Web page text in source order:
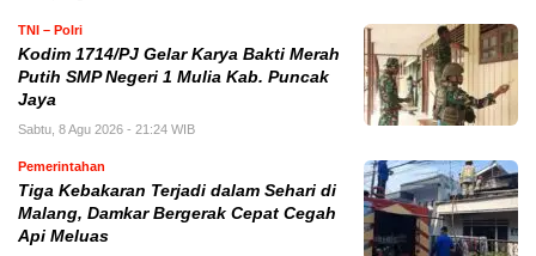
TNI – Polri
Kodim 1714/PJ Gelar Karya Bakti Merah
Putih SMP Negeri 1 Mulia Kab. Puncak
Jaya
Sabtu, 8 Agu 2026 - 21:24 WIB
Pemerintahan
Tiga Kebakaran Terjadi dalam Sehari di
Malang, Damkar Bergerak Cepat Cegah
Api Meluas